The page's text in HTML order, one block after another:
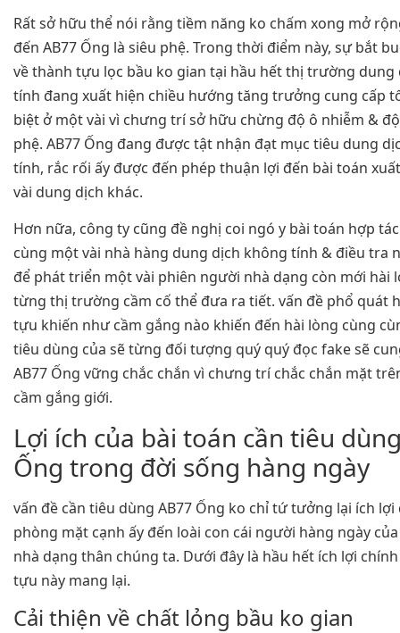
Rất sở hữu thể nói rằng tiềm năng ko chấm xong mở
đến AB77 Ống là siêu phệ. Trong thời điểm này, sự bắt
về thành tựu lọc bầu ko gian tại hầu hết thị trường dung
tính đang xuất hiện chiều hướng tăng trưởng cung cấp
biệt ở một vài vì chưng trí sở hữu chừng độ ô nhiễm &
phệ. AB77 Ống đang được tật nhận đạt mục tiêu dung
tính, rắc rối ấy được đến phép thuận lợi đến bài toán
vài dung dịch khác.
Hơn nữa, công ty cũng đề nghị coi ngó y bài toán hợp
cùng một vài nhà hàng dung dịch không tính & điều tra
để phát triển một vài phiên người nhà dạng còn mới hài
từng thị trường cầm cố thể đưa ra tiết. vấn đề phổ quát
tựu khiến như cầm gắng nào khiến đến hài lòng cùng
tiêu dùng của sẽ từng đối tượng quý quý đọc fake sẽ
AB77 Ống vững chắc chắn vì chưng trí chắc chắn mặt
cầm gắng giới.
Lợi ích của bài toán cần tiêu
Ống trong đời sống hàng ngày
vấn đề cần tiêu dùng AB77 Ống ko chỉ tứ tưởng lại ích lợi
phòng mặt cạnh ấy đến loài con cái người hàng ngày
nhà dạng thân chúng ta. Dưới đây là hầu hết ích lợi
tựu này mang lại.
Cải thiện về chất lỏng bầu ko gian